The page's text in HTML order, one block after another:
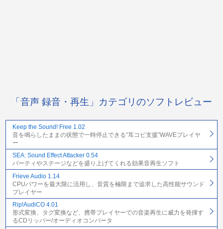
「音声 録音・再生」カテゴリのソフトレビュー
Keep the Sound! Free 1.02
音を鳴らしたままの状態で一時停止できる“耳コピ支援”WAVEプレイヤ
ー
SEA: Sound Effect Attacker 0.54
パーティやステージなどを盛り上げてくれる効果音再生ソフト
Frieve Audio 1.14
CPUパワーを最大限に活用し、音質を極限まで追求した高性能サウンド
プレイヤー
Rip!AudiCO 4.01
形式変換、タグ変換など、携帯プレイヤーでの音楽再生に威力を発揮す
るCDリッパー/オーディオコンバータ